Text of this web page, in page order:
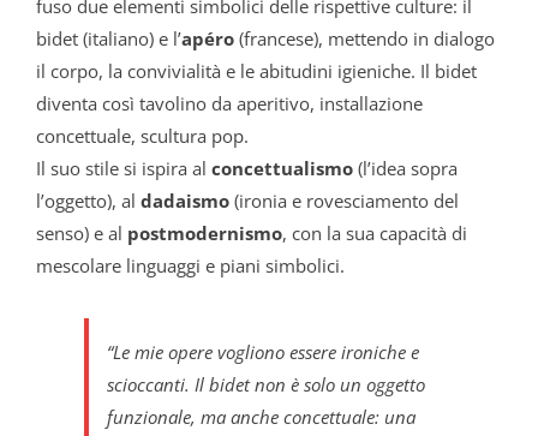
fuso due elementi simbolici delle rispettive culture: il
bidet (italiano) e l’apéro (francese), mettendo in dialogo
il corpo, la convivialità e le abitudini igieniche. Il bidet
diventa così tavolino da aperitivo, installazione
concettuale, scultura pop.
Il suo stile si ispira al concettualismo (l’idea sopra
l’oggetto), al dadaismo (ironia e rovesciamento del
senso) e al postmodernismo, con la sua capacità di
mescolare linguaggi e piani simbolici.
“Le mie opere vogliono essere ironiche e
scioccanti. Il bidet non è solo un oggetto
funzionale, ma anche concettuale: una